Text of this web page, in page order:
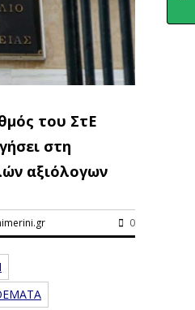
του ΣτΕ
στη
αξιόλογων
0